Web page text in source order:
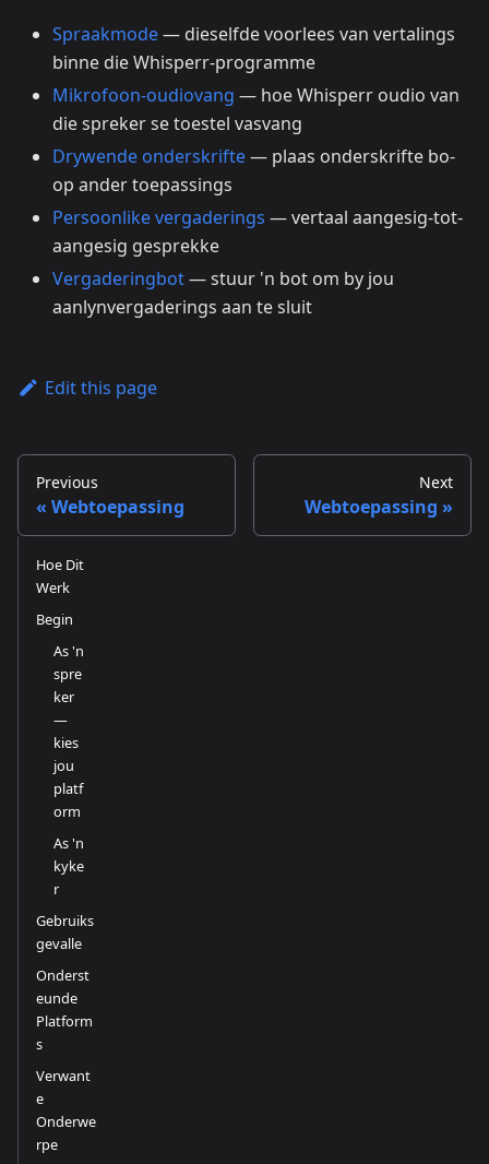
Spraakmode— dieselfde voorlees van vertalings
binne die Whisperr-programme
Mikrofoon-oudiovang — hoe Whisperr oudio van
die spreker se toestel vasvang
Drywende onderskrifte— plaas onderskrifte bo-
op ander toepassings
Persoonlike vergaderings — vertaal aangesig-tot-
aangesig gesprekke
Vergaderingbot— stuur 'n bot om by jou
aanlynvergaderings aan te sluit
Edit this page
Previous
Webtoepassing
Next
Webtoepassing
Hoe Dit
Werk
Begin
As 'n
spre
ker
—
kies
jou
platf
orm
As 'n
kyke
r
Gebruiks
gevalle
Onderst
eunde
Platform
s
Verwant
e
Onderwe
rpe